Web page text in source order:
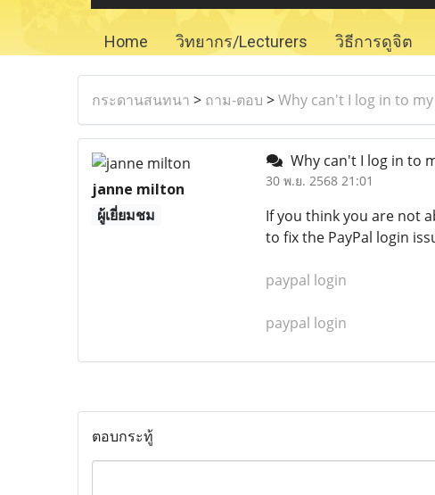
Home วิทยากร/Lecturers วิธีการดูจิต
กระดานสนทนา > ถาม-ตอบ >Why can't I log in to
janne milton
ผู้เยี่ยมชม
Why can't I log in to
30 พ.ย. 2568 21:01
If you think you are not
to fix the PayPal login
paypal login
paypal login
ตอบกระทู้